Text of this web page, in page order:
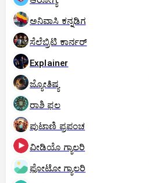
ಅನಿವಾಸಿ ಕನ್ನಡಿಗ
ಸೆಲೆಬ್ರಿಟಿ ಕಾರ್ನರ್‌
Explainer
ಜ್ಯೋತಿಷ್ಯ
ರಾಶಿ ಫಲ
ಪುಟಾಣಿ ಪ್ರಪಂಚ
ವೀಡಿಯೊ ಗ್ಯಾಲರಿ
ಫೋಟೋ ಗ್ಯಾಲರಿ